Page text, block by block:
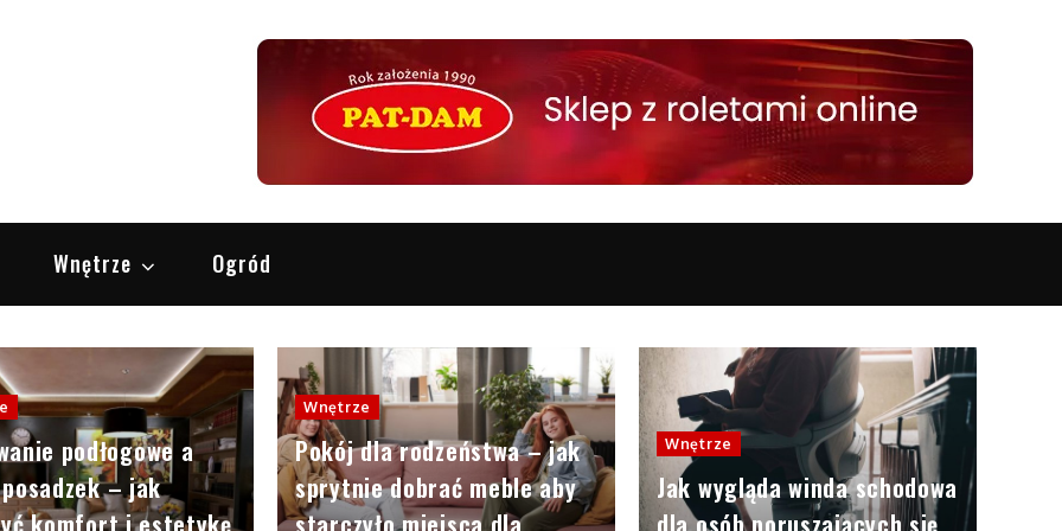
Remont i Urządzanie Wnętrz
Wnętrze Ogród
podłogowe a
– jak
Wnętrze
Pokój dla rodzeństwa – jak
sprytnie dobrać meble aby
Wnętrze
Jak wygląda winda schodowa